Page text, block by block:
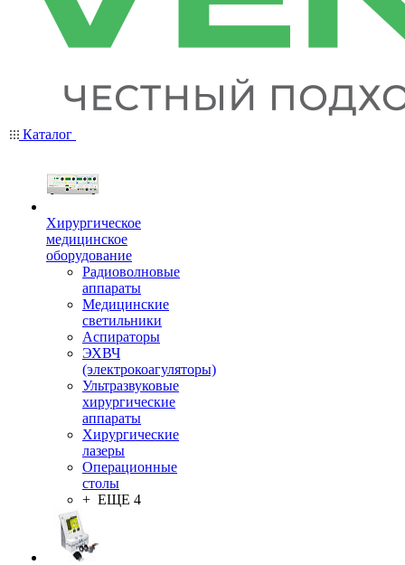
Каталог
Хирургическое
медицинское
оборудование
Радиоволновые
аппараты
Медицинские
светильники
Аспираторы
ЭХВЧ
(электрокоагуляторы)
Ультразвуковые
хирургические
аппараты
Хирургические
лазеры
Операционные
столы
+ ЕЩЕ 4